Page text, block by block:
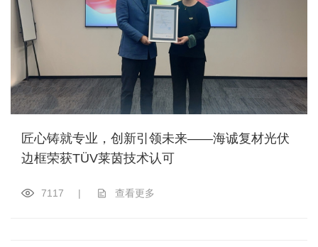
匠心铸就专业，创新引领未来——海诚复材光伏
边框荣获TÜV莱茵技术认可
7117 | 查看更多